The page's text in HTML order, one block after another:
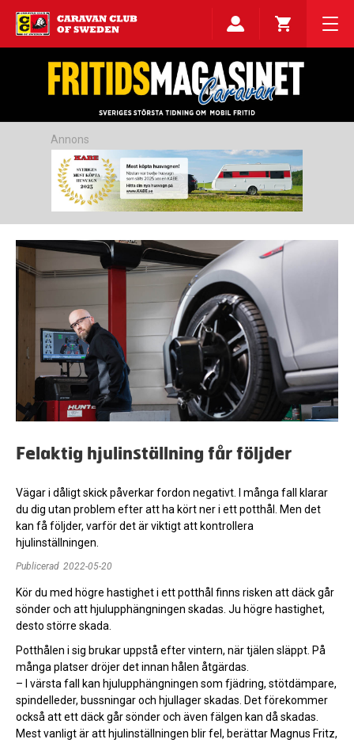
Annons
Felaktig hjulinställning får följder
Vägar i dåligt skick påverkar fordon negativt. I många fall klarar
du dig utan problem efter att ha kört ner i ett potthål. Men det
kan få följder, varför det är viktigt att kontrollera
hjulinställningen.
Publicerad 2022-05-20
Kör du med högre hastighet i ett potthål finns risken att däck går
sönder och att hjulupphängningen skadas. Ju högre hastighet,
desto större skada.
Potthålen i sig brukar uppstå efter vintern, när tjälen släppt. På
många platser dröjer det innan hålen åtgärdas.
– I värsta fall kan hjulupphängningen som fjädring, stötdämpare,
spindelleder, bussningar och hjullager skadas. Det förekommer
också att ett däck går sönder och även fälgen kan då skadas.
Mest vanligt är att hjulinställningen blir fel, berättar Magnus Fritz,